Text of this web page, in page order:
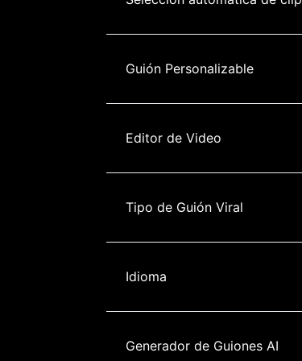
Guión Personalizable
Editor de Video
Tipo de Guión Viral
Idioma
Generador de Guiones AI